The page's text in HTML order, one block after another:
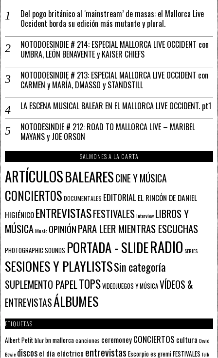
Del pogo británico al ‘mainstream’ de masas: el Mallorca Live
Occident borda su edición más mutante y plural.
NOTODOESINDIE # 214: ESPECIAL MALLORCA LIVE OCCIDENT con
UMBRA, LEÓN BENAVENTE y KAISER CHIEFS
NOTODOESINDIE # 213: ESPECIAL MALLORCA LIVE OCCIDENT con
CARMEN y MARÍA, DMASSO y STANDSTILL
LA ESCENA MUSICAL BALEAR EN EL MALLORCA LIVE OCCIDENT. pt1
NOTODESINDIE # 212: ROAD TO MALLORCA LIVE – MARIBEL
MAYANS y JOE ORSON
SALMONES A LA CARTA
ARTÍCULOSBALEARESCINE Y MÚSICA
CONCIERTOS DOCUMENTALES EDITORIALEL RINCÓN DE DANIEL
HIGIÉNICOENTREVISTASFESTIVALESInterview LIBROS Y
MÚSICAMusic OPINIÓNPARA LEER MIENTRAS ESCUCHAS
PHOTOGRAPHIC SOUNDS PORTADA - SLIDERADIO SERIES
SESIONES Y PLAYLISTSSin categoría
SUPLEMENTO PAPELTOPSVIDEOJUEGOS Y MÚSICAVÍDEOS &
ENTREVISTASÁLBUMES
ETIQUETAS
Albert Petitblurbn mallorcacanciones ceremoneyCONCIERTOS cultura David
Bowie discosel día eléctrico entrevistas Escorpioes gremiFESTIVALES folk